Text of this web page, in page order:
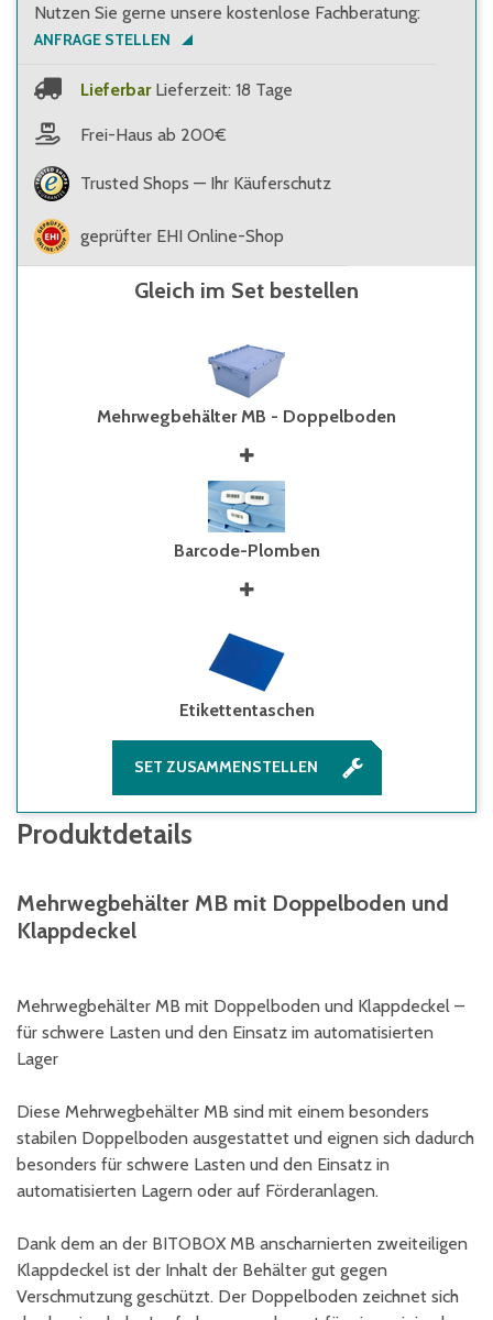
Nutzen Sie gerne unsere kostenlose Fachberatung:
ANFRAGE STELLEN
Lieferbar Lieferzeit: 18 Tage
Frei-Haus ab 200€
Trusted Shops — Ihr Käuferschutz
geprüfter EHI Online-Shop
Gleich im Set bestellen
Mehrwegbehälter MB - Doppelboden
Barcode-Plomben
Etikettentaschen
SET ZUSAMMENSTELLEN
Produktdetails
Mehrwegbehälter MB mit Doppelboden und
Klappdeckel
Mehrwegbehälter MB mit Doppelboden und Klappdeckel –
für schwere Lasten und den Einsatz im automatisierten
Lager
Diese Mehrwegbehälter MB sind mit einem besonders
stabilen Doppelboden ausgestattet und eignen sich dadurch
besonders für schwere Lasten und den Einsatz in
automatisierten Lagern oder auf Förderanlagen.
Dank dem an der BITOBOX MB anscharnierten zweiteiligen
Klappdeckel ist der Inhalt der Behälter gut gegen
Verschmutzung geschützt. Der Doppelboden zeichnet sich